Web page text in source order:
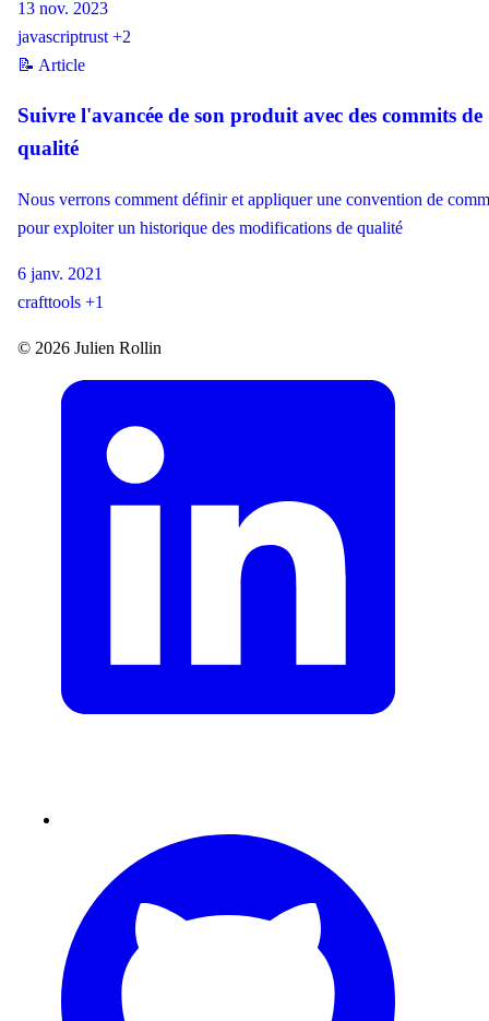
13 nov. 2023
javascriptrust +2
📝 Article
Suivre l'avancée de son produit avec des commits de
qualité
Nous verrons comment définir et appliquer une convention de
pour exploiter un historique des modifications de qualité
6 janv. 2021
crafttools +1
© 2026 Julien Rollin